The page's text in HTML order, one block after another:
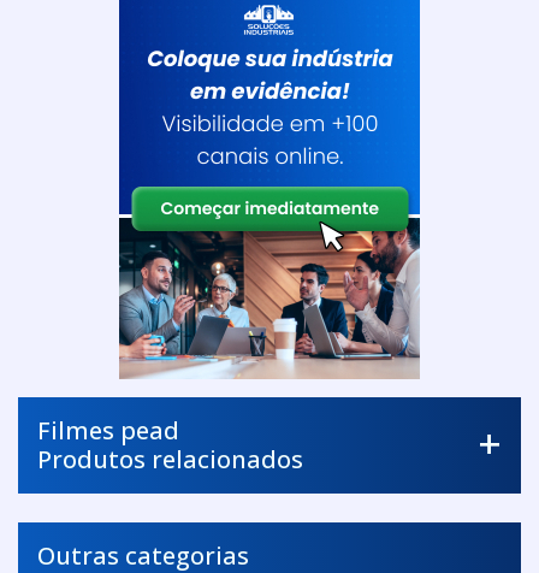
Filmes pead
Produtos relacionados
Outras categorias